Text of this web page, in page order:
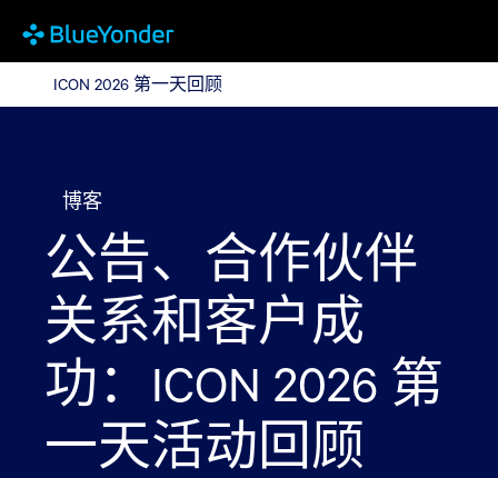
ICON 2026 第一天回顾
ICON 2026 第一天回顾
博客
公告、合作伙伴
关系和客户成
功：ICON 2026 第
一天活动回顾